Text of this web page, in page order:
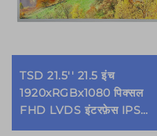
TSD 21.5'' 21.5 इंच
1920xRGBx1080 पिक्सल
FHD LVDS इंटरफ़ेस IPS
TFT LCD डिस्प्ले मॉड्यूल